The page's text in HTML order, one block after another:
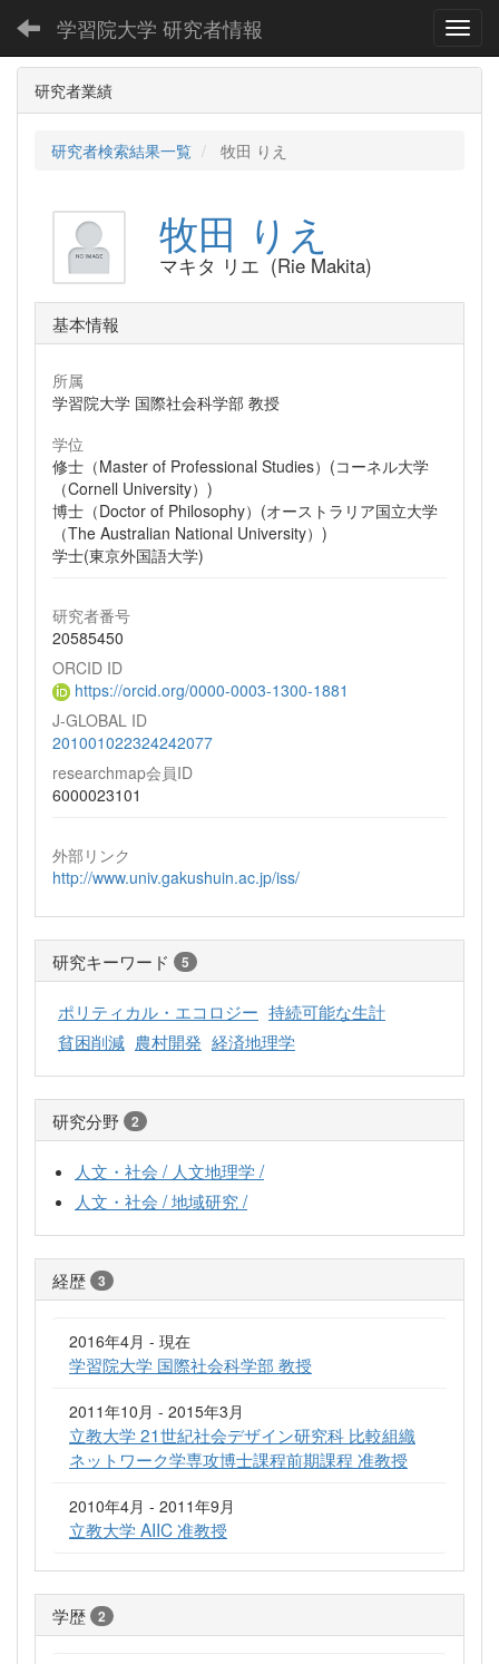
学習院大学 研究者情報
研究者業績
研究者検索結果一覧 牧田 りえ
牧田 りえ
マキタ リエ (Rie Makita)
基本情報
所属
学習院大学 国際社会科学部 教授
学位
修士（Master of Professional Studies）(コーネル大学
（Cornell University）)
博士（Doctor of Philosophy）(オーストラリア国立大学
（The Australian National University）)
学士(東京外国語大学)
研究者番号
20585450
ORCID ID
https://orcid.org/0000-0003-1300-1881
J-GLOBAL ID
201001022324242077
researchmap会員ID
6000023101
外部リンク
http://www.univ.gakushuin.ac.jp/iss/
研究キーワード 5
ポリティカル・エコロジー 持続可能な生計
貧困削減 農村開発 経済地理学
研究分野 2
人文・社会 / 人文地理学 /
人文・社会 / 地域研究 /
経歴 3
2016年4月 - 現在
学習院大学 国際社会科学部 教授
2011年10月 - 2015年3月
立教大学 21世紀社会デザイン研究科 比較組織
ネットワーク学専攻博士課程前期課程 准教授
2010年4月 - 2011年9月
立教大学 AIIC 准教授
学歴 2